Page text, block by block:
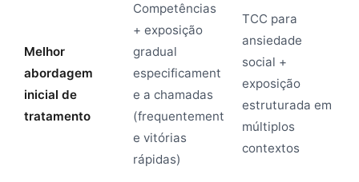
Melhor
abordagem
inicial de
tratamento
Competências
+ exposição
gradual
especificament
e a chamadas
(frequentement
e vitórias
rápidas)
TCC para
ansiedade
social +
exposição
estruturada em
múltiplos
contextos